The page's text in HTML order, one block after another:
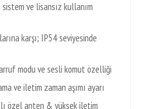
ve lisansız kullanım
karşı; IP54 seviyesinde
modu ve sesli komut özelliği
ve iletim zaman aşımı ayarı
özel anten & yüksek iletim